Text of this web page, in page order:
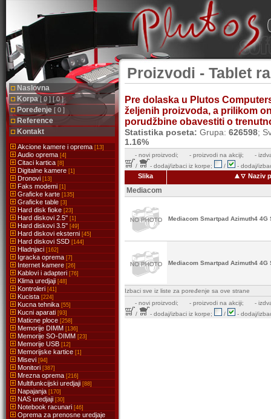
Naslovna
Korpa[ 0 ] [ 0 ]
Poređenje [ 0 ]
Reference
Kontakt
Akcione kamere i oprema [13]
Audio oprema [4]
Citaci kartica [8]
Digitalne kamere [1]
Dronovi [13]
Faks modemi [1]
Graficke karte [135]
Graficke table [3]
Hard disk fioke [23]
Hard diskovi 2.5'' [1]
Hard diskovi 3.5'' [49]
Hard diskovi eksterni [45]
Hard diskovi SSD [144]
Hladnjaci [162]
Igracka oprema [7]
Internet kamere [26]
Kablovi i adapteri [76]
Klima uredjaji [48]
Kontroleri [41]
Kucista [224]
Kucna tehnika [55]
Kucni aparati [93]
Maticne ploce [258]
Memorije DIMM [136]
Memorije SO-DIMM [23]
Memorije USB [12]
Memorijske kartice [1]
Misevi [94]
Monitori [387]
Mrezna oprema [216]
Multifunkcijski uredjaji [88]
Napajanja [170]
NAS uredjaji [30]
Notebook racunari [46]
Oprema za prenosne uredjaje
Proizvodi - Tablet
Pre dolaska u Plutos
željenih proizvoda, a prilikom
porudžbine obavestiti o
Statistika poseta: Grupa: 626598;
1.16%
- novi proizvodi; - proizvodi na akciji;
-
/
- dodaj/izbaci iz korpe; / - dodaj/
Slika Naziv
Mediacom
Mediacom Smartpad Azimuth4 4G
Mediacom Smartpad Azimuth4 4G
Izbaci sve iz liste za poređenje sa ove strane
- novi proizvodi; - proizvodi na akciji;
-
/
- dodaj/izbaci iz korpe; / - dodaj/